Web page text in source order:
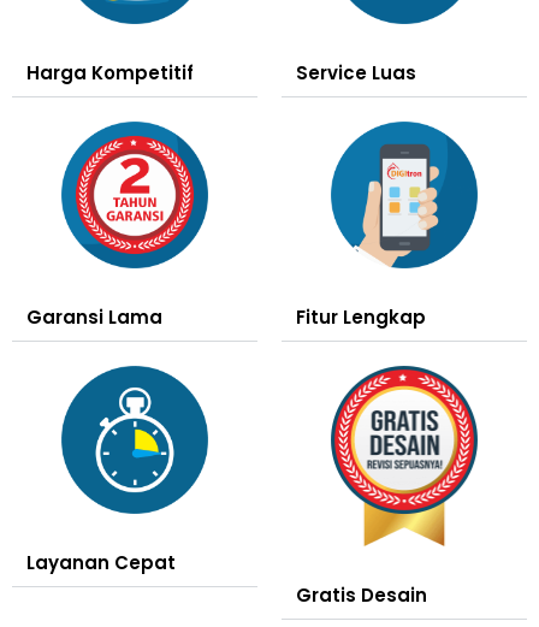
Harga Kompetitif Service Luas
Garansi Lama Fitur Lengkap
Layanan Cepat
Gratis Desain